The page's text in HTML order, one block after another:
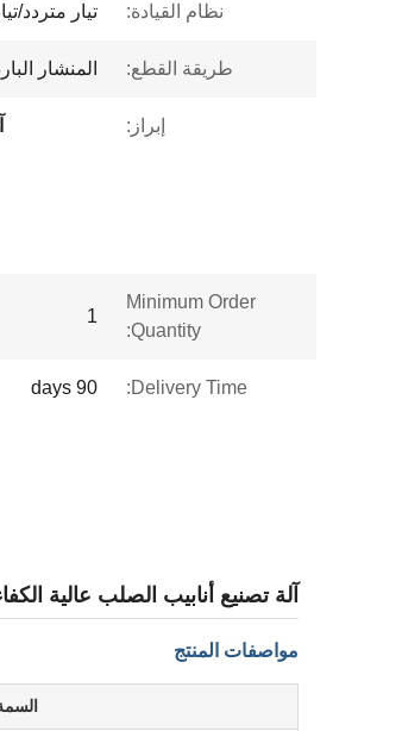
نظام القيادة: تيار متردد/
طريقة القطع: المنشار
إبراز:
Minimum Order
Quantity:
1
Delivery Time:
90 days
آلة تصنيع أنابيب الصلب عالية الكفاءة
مواصفات المنتج